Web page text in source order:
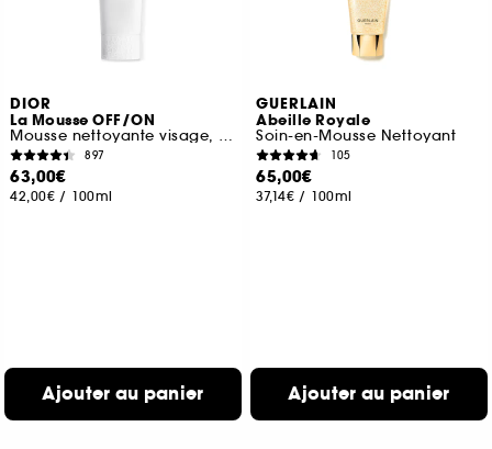
DIOR
La Mousse OFF/ON
Mousse nettoyante visage, purifiante et hydratante
897
63,00€
42,00€ / 100ml
Ajouter au panier
GUERLAIN
Abeille Royale
Soin-en-Mousse Nettoyant
105
65,00€
37,14€ / 100ml
Ajouter au panier